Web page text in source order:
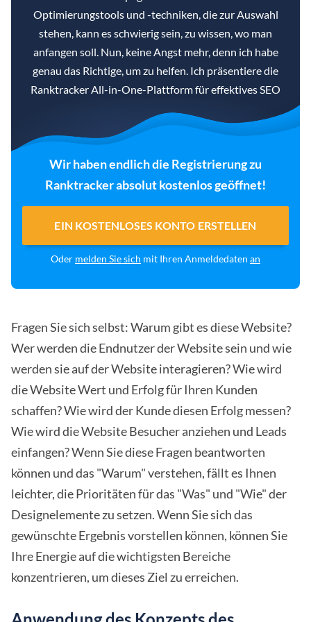
Optimierungstools und -techniken, die zur Auswahl
stehen, kann es schwierig sein, zu wissen, wo man
anfangen soll. Nun, keine Angst mehr, denn ich habe
genau das Richtige, um zu helfen. Ich präsentiere die
Ranktracker All-in-One-Plattform für effektives SEO
Wir haben endlich die Registrierung zu
Ranktracker absolut kostenlos geöffnet!
EIN KOSTENLOSES KONTO ERSTELLEN
Oder melden Sie sich mit Ihren Anmeldedaten an
Fragen Sie sich selbst: Warum gibt es diese Website?
Wer werden die Endnutzer der Website sein und wie
werden sie auf der Website interagieren? Wie wird
die Website Wert und Erfolg für Ihren Kunden
schaffen? Wie wird der Kunde diesen Erfolg messen?
Wie wird die Website Besucher anziehen und Leads
einfangen? Wenn Sie diese Fragen beantworten
können und das "Warum" verstehen, fällt es Ihnen
leichter, die Prioritäten für das "Was" und "Wie" der
Designelemente zu setzen. Wenn Sie sich das
gewünschte Ergebnis vorstellen können, können Sie
Ihre Energie auf die wichtigsten Bereiche
konzentrieren, um dieses Ziel zu erreichen.